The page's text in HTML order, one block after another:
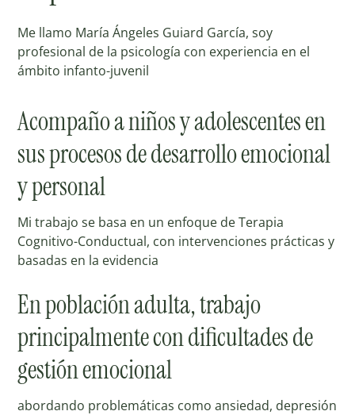
Me llamo María Ángeles Guiard García, soy
profesional de la psicología con experiencia en el
ámbito infanto-juvenil
Acompaño a niños y adolescentes en
sus procesos de desarrollo emocional
y personal
Mi trabajo se basa en un enfoque de Terapia
Cognitivo-Conductual, con intervenciones prácticas y
basadas en la evidencia
En población adulta, trabajo
principalmente con dificultades de
gestión emocional
abordando problemáticas como ansiedad, depresión